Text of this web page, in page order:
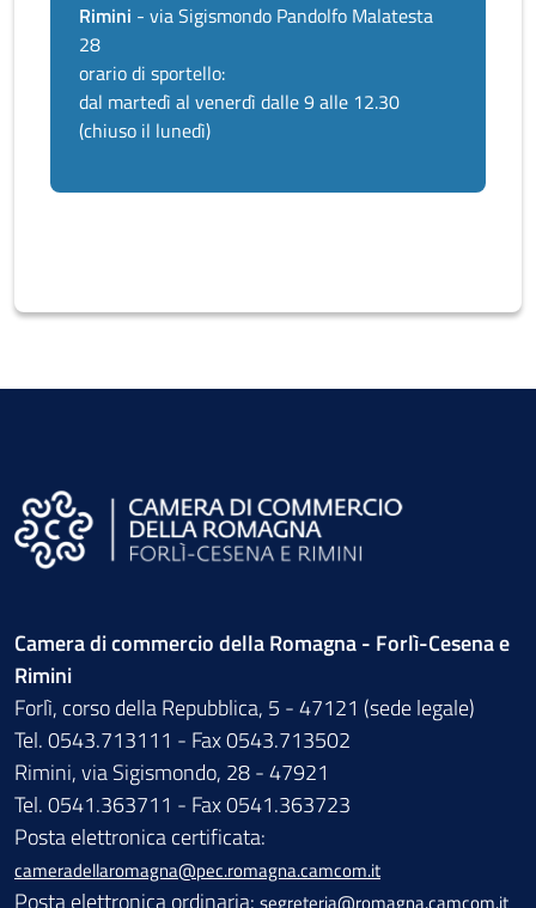
Rimini - via Sigismondo Pandolfo Malatesta
28
orario di sportello:
dal martedì al venerdì dalle 9 alle 12.30
(chiuso il lunedì)
Camera di commercio della Romagna - Forlì-Cesena e
Rimini
Forlì, corso della Repubblica, 5 - 47121 (sede legale)
Tel. 0543.713111 - Fax 0543.713502
Rimini, via Sigismondo, 28 - 47921
Tel. 0541.363711 - Fax 0541.363723
Posta elettronica certificata:
cameradellaromagna@pec.romagna.camcom.it
Posta elettronica ordinaria: